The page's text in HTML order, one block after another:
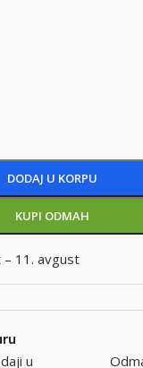
DODAJ U KORPU
KUPI ODMAH
– 11. avgust
u